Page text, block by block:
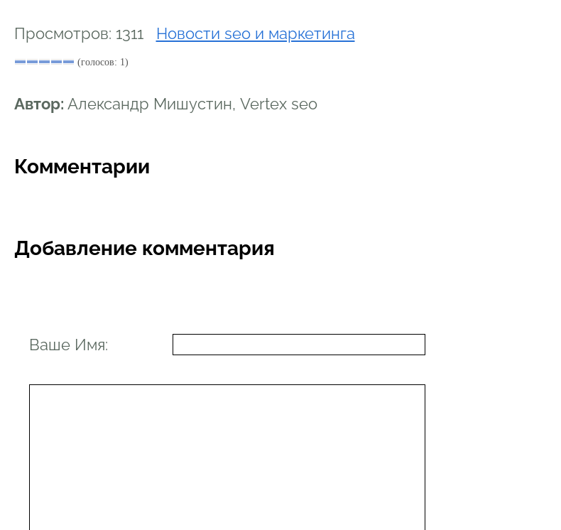
Просмотров: 1311 Новости seo и маркетинга
(голосов: 1)
Автор: Александр Мишустин, Vertex seo
Комментарии
Добавление комментария
Ваше Имя: